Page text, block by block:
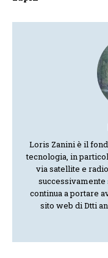
Loris Zanini è il
tecnologia, in
via satellite e
continua a portare
sito web di Dtti